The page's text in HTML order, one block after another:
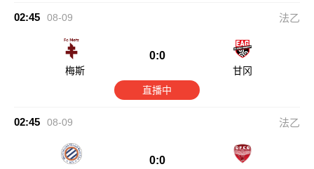
02:45 08-09 法乙
梅斯
0:0
甘冈
直播中
02:45 08-09 法乙
0:0